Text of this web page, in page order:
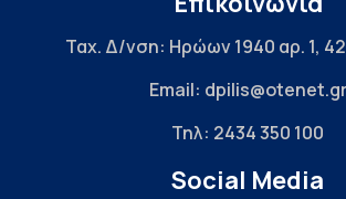
Ταχ. Δ/νση: Ηρώων 1940 αρ. 1,
Email: dpilis@otenet.gr
Τηλ: 2434 350 100
Social Media